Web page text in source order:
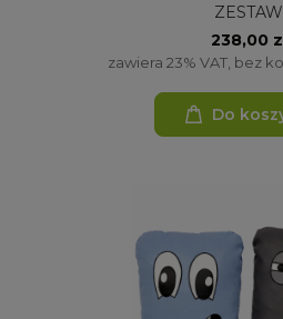
ZESTAW
238,00
zawiera 23% VAT, bez
Do